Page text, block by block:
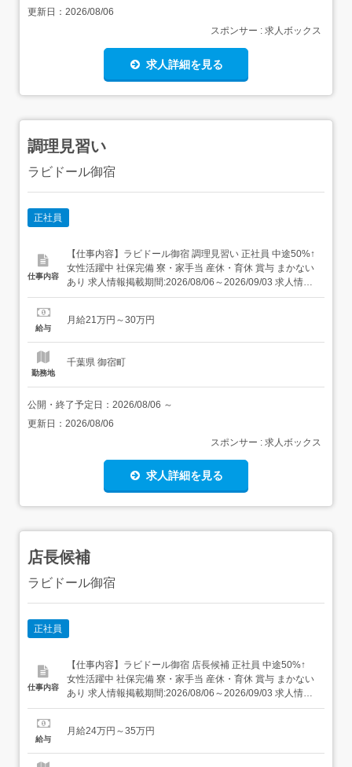
更新日： 2026/08/06
スポンサー : 求人ボックス
求人詳細を見る
調理見習い
ラビドール御宿
正社員
仕事内容
【仕事内容】ラビドール御宿 調理見習い 正社員 中途50%↑
女性活躍中 社保完備 寮・家⼿当 産休・育休 賞与 まかない
あり 求人情報掲載期間:2026/08/06～2026/09/03 求人情報
店舗の特徴 昇給・賞与・社宅・122日休の集団調理 住 所
より徒歩24分 URL ...
給与
月給21万円～30万円
勤務地
千葉県 御宿町
公開・終了予定日： 2026/08/06 ～
更新日： 2026/08/06
スポンサー : 求人ボックス
求人詳細を見る
店長候補
ラビドール御宿
正社員
仕事内容
【仕事内容】ラビドール御宿 店長候補 正社員 中途50%↑
女性活躍中 社保完備 寮・家⼿当 産休・育休 賞与 まかない
あり 求人情報掲載期間:2026/08/06～2026/09/03 求人情報
店舗の特徴 昇給・賞与・社宅・122日休の集団調理 住 所
より徒歩24分 URL ...
給与
月給24万円～35万円